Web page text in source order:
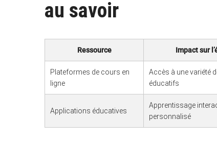
au savoir
Ressource Impact sur
Plateformes de cours en
ligne
Accès à une variété
éducatifs
Applications éducatives
Apprentissage
personnalisé